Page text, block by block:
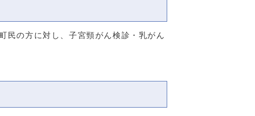
民の方に対し、子宮頸がん検診・乳がん